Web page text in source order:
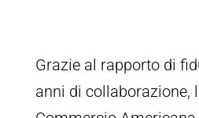
Grazie al rapporto di
anni di collaborazione,